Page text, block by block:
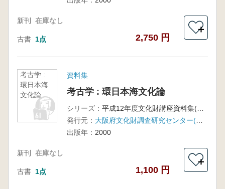
新刊 在庫なし
古書 1点 2,750 円
＋
考古学 :
環日本海
文化論
資料集
考古学 : 環日本海文化論
シリーズ：
平成12年度文化財講座資料集(第1回〜第10回)
発行元：
大阪府文化財調査研究センター(大阪府文化財センター)
出版年： 2000
新刊 在庫なし
古書 1点 1,100 円
＋